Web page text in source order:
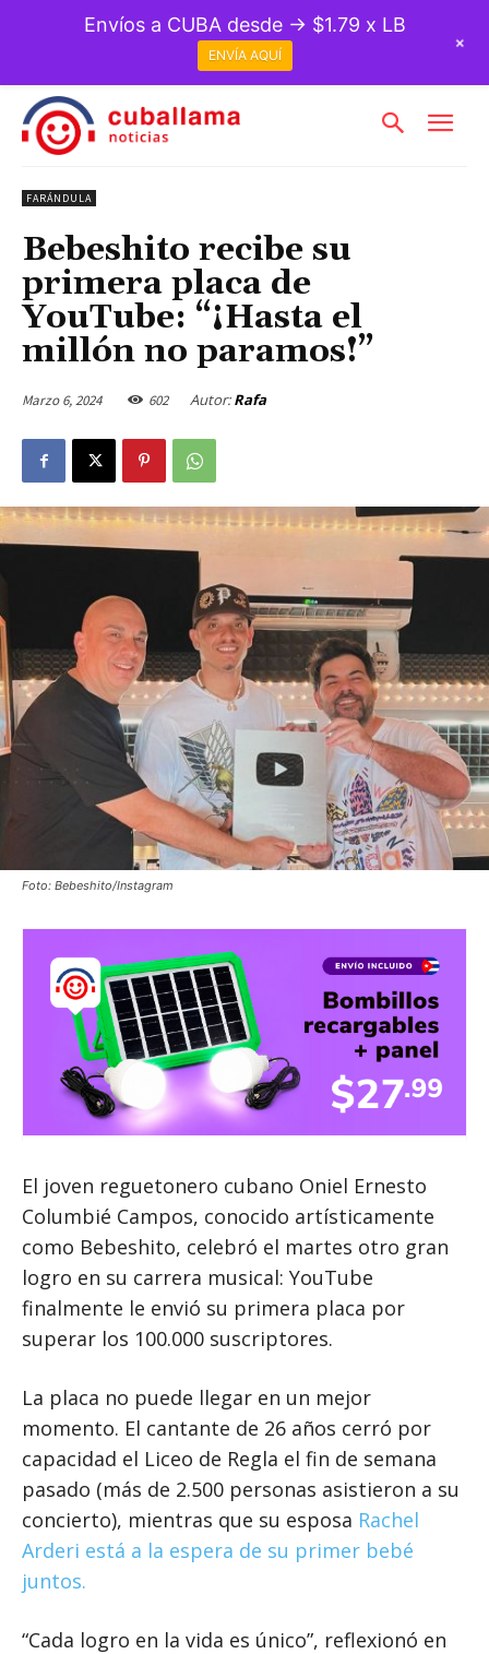
FARÁNDULA
Bebeshito recibe su
primera placa de
YouTube: “¡Hasta el
millón no paramos!”
Marzo 6, 2024 602 Autor: Rafa
Foto: Bebeshito/Instagram
El joven reguetonero cubano Oniel Ernesto
Columbié Campos, conocido artísticamente
como Bebeshito, celebró el martes otro gran
logro en su carrera musical: YouTube
finalmente le envió su primera placa por
superar los 100.000 suscriptores.
La placa no puede llegar en un mejor
momento. El cantante de 26 años cerró por
capacidad el Liceo de Regla el fin de semana
pasado (más de 2.500 personas asistieron a su
concierto), mientras que su esposa Rachel
Arderi está a la espera de su primer bebé
juntos.
“Cada logro en la vida es único”, reflexionó en
Envíos a CUBA desde → $1.79 x LB
ENVÍA AQUÍ
+